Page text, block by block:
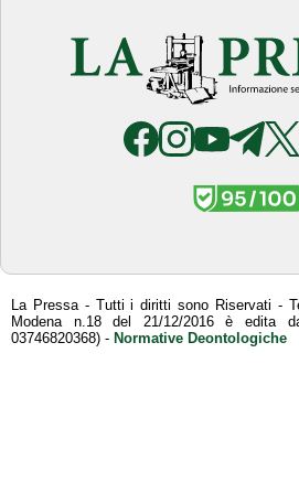
La Pressa - Tutti i diritti sono Riservati -
Modena n.18 del 21/12/2016 è edita
03746820368) - Normative Deontologiche